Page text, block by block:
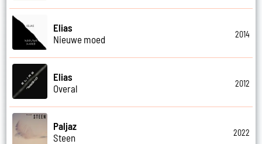
Elias
Nieuwe moed
2014
Elias
Overal
2012
Paljaz
Steen
2022